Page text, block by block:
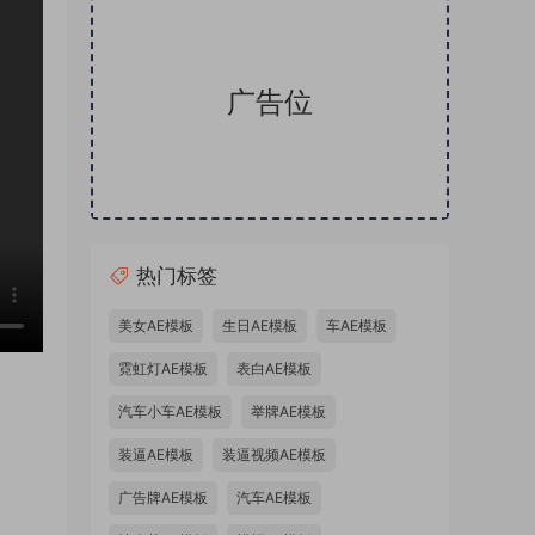
广告位
热门标签
美女AE模板 生日AE模板 车AE模板
霓虹灯AE模板 表白AE模板
汽车小车AE模板 举牌AE模板
装逼AE模板 装逼视频AE模板
广告牌AE模板 汽车AE模板